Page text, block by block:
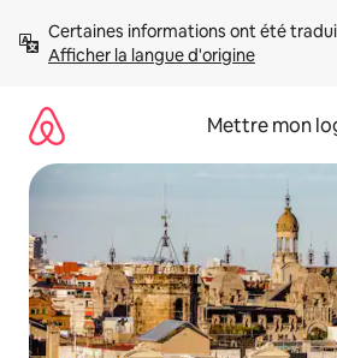
directement
Afficher la langue d'origine
Mettre mon